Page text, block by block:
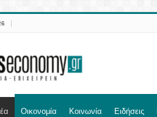
Οικονομία Κοινωνία Ειδήσεις